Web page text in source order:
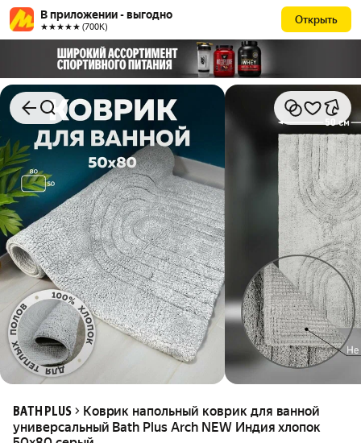
В приложении - выгодно
★★★★★ (700К)
Открыть
BATH PLUS
Коврик напольный коврик для ванной
универсальный Bath Plus Arch NEW Индия хлопок